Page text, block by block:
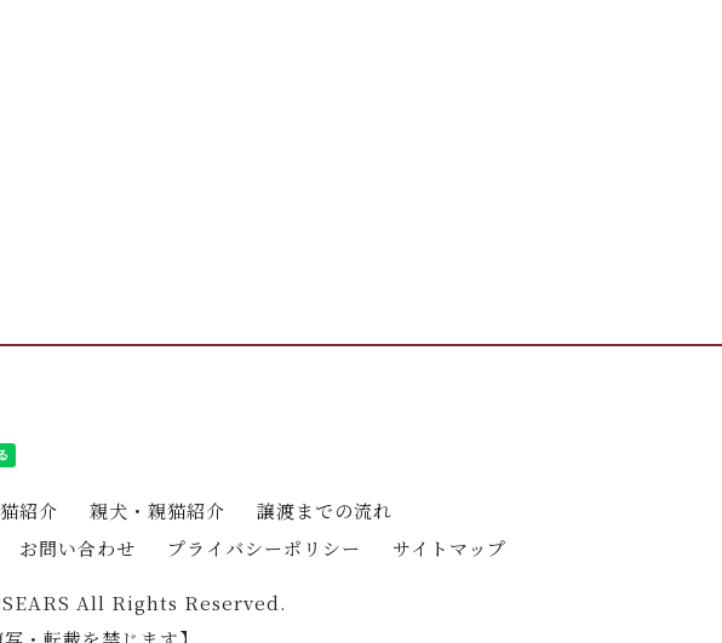
紹介 親犬・親猫紹介
譲渡までの流れ
お問い合わせ プライバシーポリシー サイトマップ
All Rights Reserved.